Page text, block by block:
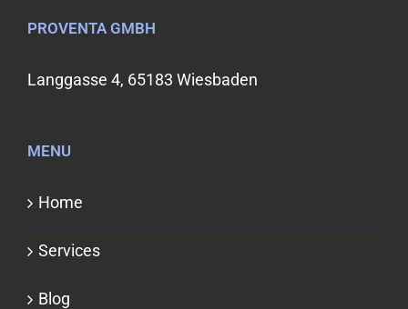
PROVENTA GMBH
Langgasse 4, 65183 Wiesbaden
MENU
Home
Services
Blog